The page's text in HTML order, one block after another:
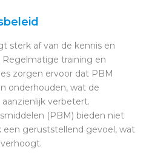
sterk af van de kennis en
training en
zorgen ervoor dat PBM
onderhouden, wat de
verbetert.
(PBM) bieden niet
een geruststellend gevoel, wat